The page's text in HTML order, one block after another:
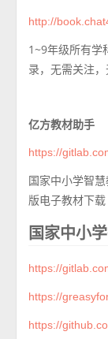
http://
1~9年级所有学
录，无需关注，
亿方教材助手
https://
国家中小学智
版电子教材下载
国家中小
https://
https://
https://